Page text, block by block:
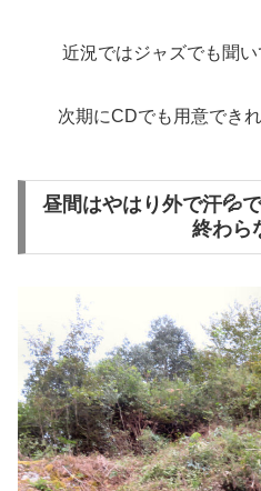
近況ではジャズでも聞い
次期にCDでも用意でき
昼間はやはり外で汗💦
終わら